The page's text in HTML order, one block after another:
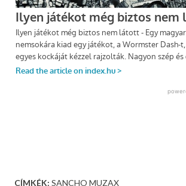
CÍMKÉK: SANCHO MUZAX